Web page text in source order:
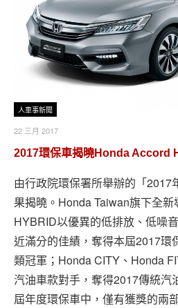
人車事新聞
22 三月 2017
2017環保車揭曉Honda Accord
由行政院環保署所舉辦的「2017
果揭曉。Honda Taiwan旗下全
HYBRID以優異的低排放、低噪
近滿分的佳績，奪得本屆2017環
類冠軍；Honda CITY、Honda
汽油車款對手，奪得2017傳統汽
屆年度環保車中，僅有獲獎的兩